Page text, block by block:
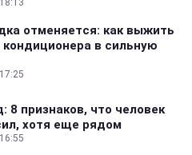
отменяется: как выжить
кондиционера в сильную
8 признаков, что человек
хотя еще рядом